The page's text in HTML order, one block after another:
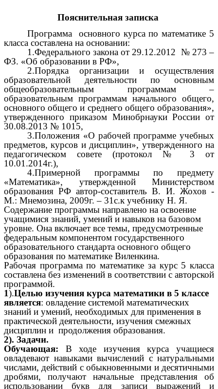
Пояснительная записка
Программа основного курса по математике 5
класса составлена на основании:
1.Федерального закона от 29.12.2012 № 273 –
ФЗ. «Об образовании в РФ»,
2.Порядка организации и осуществления
образовательной деятельности по основным
общеобразовательным программам –
образовательным программам начального общего,
основного общего и среднего общего образования»,
утвержденного приказом Минобрнауки России от
30.08.2013 № 1015,
3.Положения «О рабочей программе учебных
предметов, курсов и дисциплин», утвержденного на
педагогическом совете (протокол № 3 от
10.01.2014г.),
4.Примерной программы по предмету
«Математика», утвержденной Министерством
образования РФ автор-составитель В. И. Жохов -
М.: Мнемозина, 2009г. – 31с.к учебнику Н. Я.
Содержание программы направлено на освоение
учащимися знаний, умений и навыков на базовом
уровне. Она включает все темы, предусмотренные
федеральным компонентом государственного
образовательного стандарта основного общего
образования по математике Виленкина.
Рабочая программа по математике за курс 5 класса
составлена без изменений в соответствии с авторской
программой.
1).Целью изучения курса математики в 5 классе
является: овладение системой математических
знаний и умений, необходимых для применения в
практической деятельности, изучения смежных
дисциплин и продолжения образования.
2). Задачи.
Обучающая: В ходе изучения курса учащиеся
овладевают навыками вычислений с натуральными
числами, действий с обыкновенными и десятичными
дробями, получают начальные представления об
использовании букв для записи выражений и